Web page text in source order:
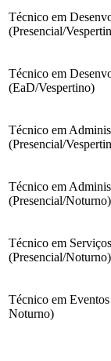
Técnico em
(Presencial/
Técnico em
(EaD/Vespertino)
Técnico em
(Presencial/
Técnico em
(Presencial/Noturno)
Técnico em
(Presencial/Noturno)
Técnico em
Noturno)